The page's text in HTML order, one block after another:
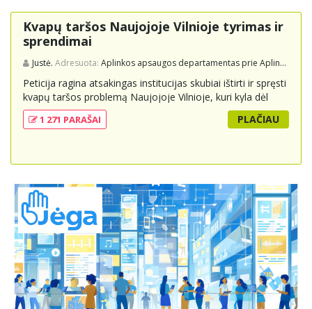
Kvapų taršos Naujojoje Vilnioje tyrimas ir
sprendimai
Justė. Adresuota: Aplinkos apsaugos departamentas prie Aplinkos ministerijos
Peticija ragina atsakingas institucijas skubiai ištirti ir spręsti
kvapų taršos problemą Naujojoje Vilnioje, kuri kyla dėl
buitinių atliekų sąvartyno Pramonės g. 141. Gyventojai
skundžiasi nuolatiniu stipriu atliekų kvapu, kuris neigiamai
mechanizmus ir imtis veiksmingų priemonių problemai
priimtus sprendimus ir planuojamus veiksmus.
1 271 PARAŠAI PLAČIAU